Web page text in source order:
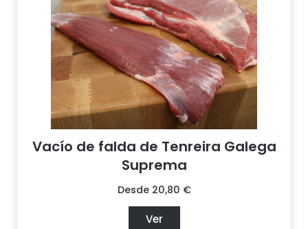
Vacío de falda de Tenreira Galega
Suprema
Desde 20,80 €
Ver